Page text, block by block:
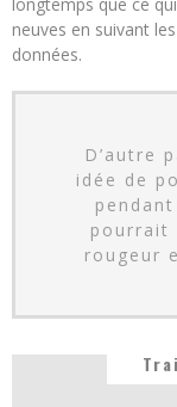
neuves en suivant
données.
D’autre
idée de
pourrait
rougeur